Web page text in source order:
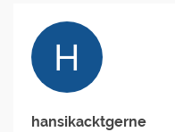
hansikacktgerne